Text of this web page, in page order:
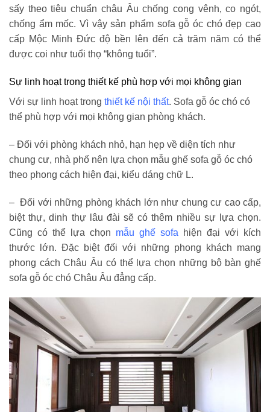
sấy theo tiêu chuẩn châu Âu chống cong vênh, co ngót,
chống ẩm mốc. Vì vậy sản phẩm sofa gỗ óc chó đẹp cao
cấp Mộc Minh Đức độ bền lên đến cả trăm năm có thể
được coi như tuổi thọ “không tuổi”.
Sự linh hoạt trong thiết kế phù hợp với mọi không gian
Với sự linh hoạt trong thiết kế nội thất. Sofa gỗ óc chó có
thể phù hợp với mọi không gian phòng khách.
– Đối với phòng khách nhỏ, hạn hẹp về diện tích như
chung cư, nhà phố nên lựa chọn mẫu ghế sofa gỗ óc chó
theo phong cách hiện đại, kiểu dáng chữ L.
– Đối với những phòng khách lớn như chung cư cao cấp,
biệt thự, dinh thự lâu đài sẽ có thêm nhiều sự lựa chọn.
Cũng có thể lựa chọn mẫu ghế sofa hiện đại với kích
thước lớn. Đặc biệt đối với những phong khách mang
phong cách Châu Âu có thể lựa chọn những bộ bàn ghế
sofa gỗ óc chó Châu Âu đẳng cấp.